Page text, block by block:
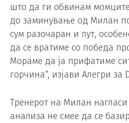
што да ги обвинам
до заминување од Милан по
сум разочаран и лут,
да се вратиме со победа
Мораме да ја прифатиме
горчина“, изјави Алегри за
Тренерот на Милан
анализа не смее да се